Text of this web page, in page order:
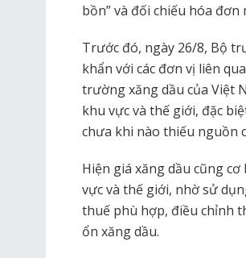
bồn” và đối chiếu hóa
Trước đó, ngày 26/8, Bộ
khẩn với các đơn vị liên
trường xăng dầu của Việt
khu vực và thế giới, đặc
chưa khi nào thiếu nguồn
Hiện giá xăng dầu cũng
vực và thế giới, nhờ sử
thuế phù hợp, điều chỉnh
ổn xăng dầu.